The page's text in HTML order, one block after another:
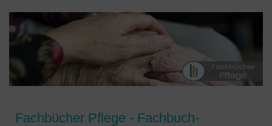
Fachbücher Pflege - Fachbuch-